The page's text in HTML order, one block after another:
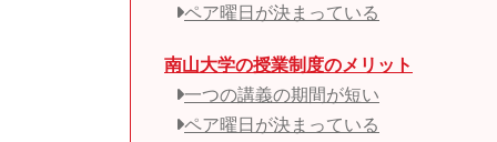
ペア曜日が決まっている
南山大学の授業制度のメリット
一つの講義の期間が短い
ペア曜日が決まっている